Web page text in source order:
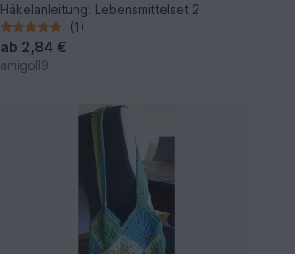
Häkelanleitung: Lebensmittelset 2
(1)
ab 2,84 €
amigoll9